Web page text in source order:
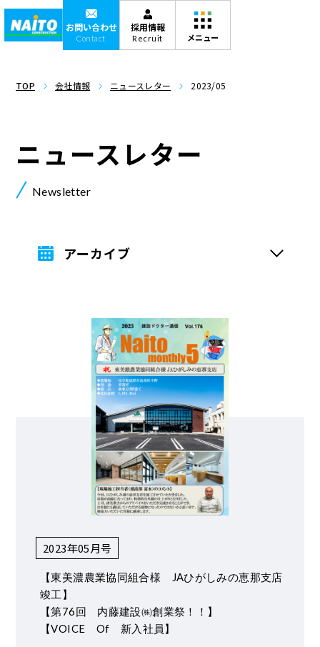
お問い合わせ
Contact
採用情報
Recruit
TOP 会社情報 ニュースレター 2023/05
Newsletter
ニュースレター
2023年05月号
【東美濃農業協同組合様 JAひがしみの恵那支店
竣工】
【第76回 内藤建設㈱創業祭！！】
【VOICE Of 新入社員】
アーカイブ